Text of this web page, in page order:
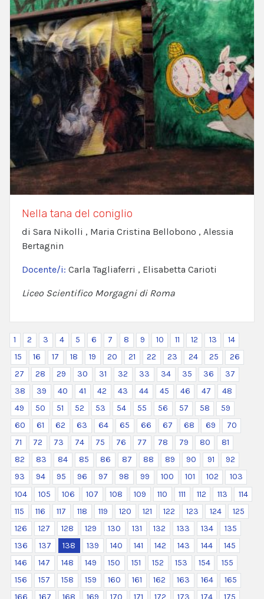
Nella tana del coniglio
di Sara Nikolli , Maria Cristina Bellobono , Alessia
Bertagnin
Docente/i: Carla Tagliaferri , Elisabetta Carioti
Liceo Scientifico Morgagni di Roma
1 2 3 4 5 6 7 8 9 10 11 12 13
14
15
16 17 18 19 20 21 22 23 24 25
26
27
28 29 30 31 32 33 34 35 36
37
38
39 40 41 42 43 44 45 46 47
48
49
50 51 52 53 54 55 56 57 58
59
60
61 62 63 64 65 66 67 68 69
70
71
72 73 74 75 76 77 78 79 80
81
82
83 84 85 86 87 88 89 90 91
92
93
94 95 96 97 98 99 100 101 102
103
104
105 106 107 108 109 110 111 112 113
114
115
116 117 118 119 120 121 122 123 124
125
126
127 128 129 130 131 132 133 134
135
136
137 138 139 140 141 142 143 144
145
146
147 148 149 150 151 152 153 154
155
156
157 158 159 160 161 162 163 164
165
166
167 168 169 170 171 172 173 174 175